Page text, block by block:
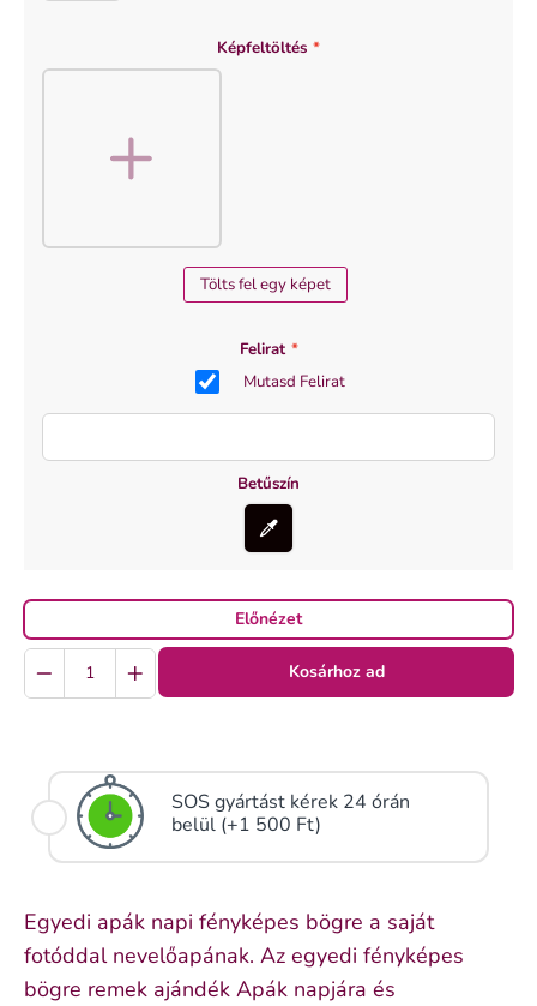
Képfeltöltés *
Tölts fel egy képet
Felirat *
Mutasd Felirat
Betűszín
Előnézet
Kosárhoz ad
SOS gyártást kérek 24 órán
belül (+1 500 Ft)
Egyedi apák napi fényképes bögre a saját
fotóddal nevelőapának. Az egyedi fényképes
bögre remek ajándék Apák napjára és